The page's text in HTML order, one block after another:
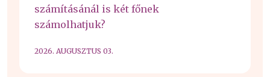
számításánál is két főnek
számolhatjuk?
2026. AUGUSZTUS 03.